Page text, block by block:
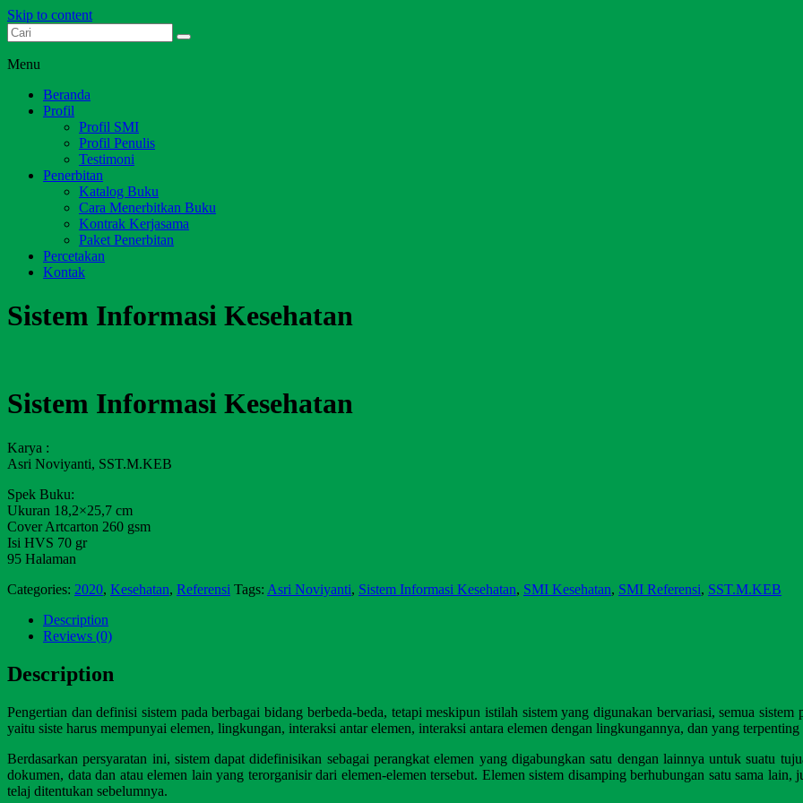
Skip to content
Dari Jambi untuk Indonesia
Menu
Beranda
Profil
Profil SMI
Profil Penulis
Testimoni
Penerbitan
Katalog Buku
Cara Menerbitkan Buku
Kontrak Kerjasama
Paket Penerbitan
Percetakan
Kontak
Sistem Informasi Kesehatan
Sistem Informasi Kesehatan
Karya :
Asri Noviyanti, SST.M.KEB
Spek Buku:
Ukuran 18,2×25,7 cm
Cover Artcarton 260 gsm
Isi HVS 70 gr
95 Halaman
Categories: 2020, Kesehatan, Referensi Tags: Asri Noviyanti, Sistem Informasi Kesehatan, SMI Kesehatan, SMI Referensi, SST.M.KEB
Description
Reviews (0)
Description
Pengertian dan definisi sistem pada berbagai bidang berbeda-beda, tetapi meskipun istilah sistem yang digunakan bervariasi, semua
yaitu siste harus mempunyai elemen, lingkungan, interaksi antar elemen, interaksi antara elemen dengan lingkungannya, dan yang
Berdasarkan persyaratan ini, sistem dapat didefinisikan sebagai perangkat elemen yang digabungkan satu dengan lainnya untuk suatu
dokumen, data dan atau elemen lain yang terorganisir dari elemen-elemen tersebut. Elemen sistem disamping berhubungan satu sama
telaj ditentukan sebelumnya.